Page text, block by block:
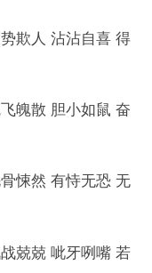
欺人 沾沾自喜 得
魄散 胆小如鼠 奋
悚然 有恃无恐 无
兢兢 呲牙咧嘴 若